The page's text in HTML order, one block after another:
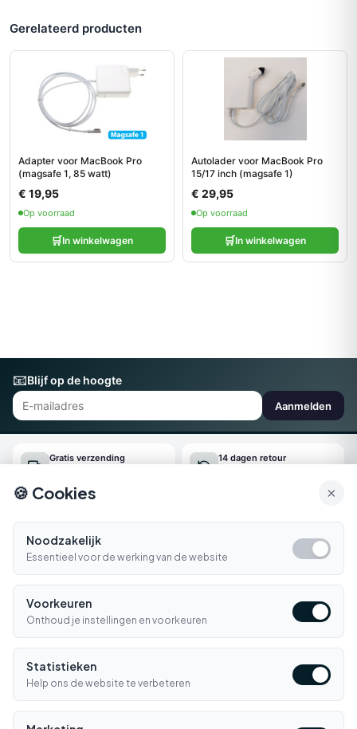
Gerelateerd producten
Adapter voor MacBook Pro
(magsafe 1, 85 watt)
€ 19,95
Op voorraad
🛒In winkelwagen
Autolader voor MacBook Pro
15/17 inch (magsafe 1)
€ 29,95
Op voorraad
🛒In winkelwagen
📧Blijf op de hoogte
Aanmelden
Gratis verzending 14 dagen retour
Bellen E-mail
Klantenservice
Winkelen ▼
Informatie
Contact ▼
🍪 Cookies ×
Noodzakelijk
Essentieel voor de werking van de website
Voorkeuren
Onthoud je instellingen en voorkeuren
Statistieken
Help ons de website te verbeteren